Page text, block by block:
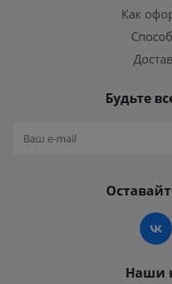
Как
Будьте
Наши